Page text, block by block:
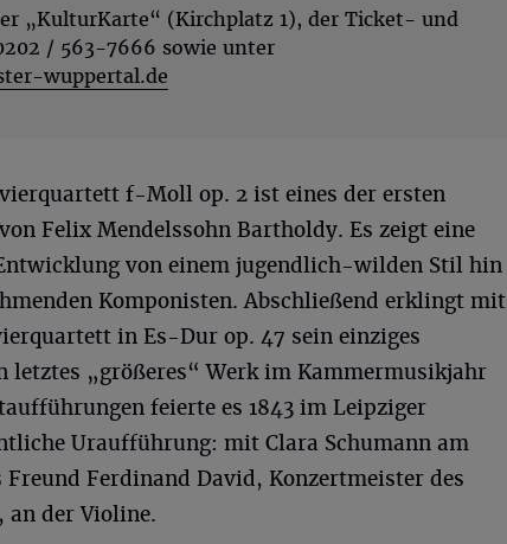
„KulturKarte“ (Kirchplatz 1), der Ticket- und
/ 563-7666 sowie unter
wuppertal.de
f-Moll op. 2 ist eines der ersten
Felix Mendelssohn Bartholdy. Es zeigt eine
von einem jugendlich-wilden Stil hin
Komponisten. Abschließend erklingt mit
in Es-Dur op. 47 sein einziges
letztes „größeres“ Werk im Kammermusikjahr
feierte es 1843 im Leipziger
Uraufführung: mit Clara Schumann am
Ferdinand David, Konzertmeister des
an der Violine.